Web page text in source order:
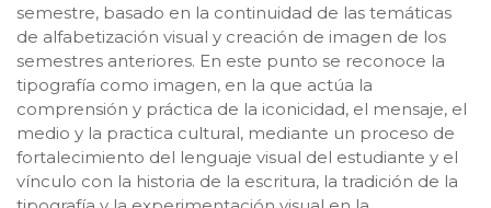
semestre, basado en la continuidad de las temáticas
de alfabetización visual y creación de imagen de los
semestres anteriores. En este punto se reconoce la
tipografía como imagen, en la que actúa la
comprensión y práctica de la iconicidad, el mensaje, el
medio y la practica cultural, mediante un proceso de
fortalecimiento del lenguaje visual del estudiante y el
vínculo con la historia de la escritura, la tradición de la